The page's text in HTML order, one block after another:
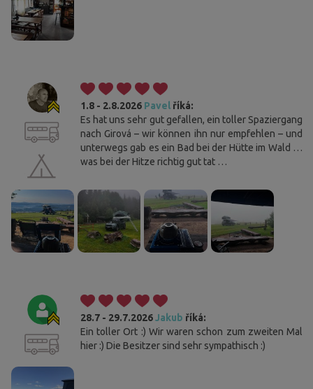
1.8 - 2.8.2026 Pavel říká:
Es hat uns sehr gut gefallen, ein toller Spaziergang
nach Girová – wir können ihn nur empfehlen – und
unterwegs gab es ein Bad bei der Hütte im Wald …
was bei der Hitze richtig gut tat …
28.7 - 29.7.2026Jakub říká:
Ein toller Ort :) Wir waren schon zum zweiten Mal
hier :) Die Besitzer sind sehr sympathisch :)